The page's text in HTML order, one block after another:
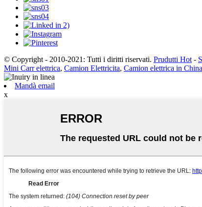
© Copyright - 2010-2021: Tutti i diritti riservati. Prudutti Hot -
Mini Carr elettrica, Camion Elettricita, Camion elettrica in China
Mandà email
x